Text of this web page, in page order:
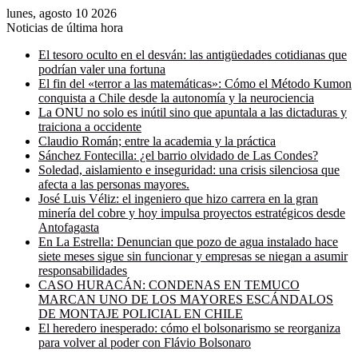
lunes, agosto 10 2026
Noticias de última hora
El tesoro oculto en el desván: las antigüedades cotidianas que
podrían valer una fortuna
El fin del «terror a las matemáticas»: Cómo el Método Kumon
conquista a Chile desde la autonomía y la neurociencia
La ONU no solo es inútil sino que apuntala a las dictaduras y
traiciona a occidente
Claudio Román; entre la academia y la práctica
Sánchez Fontecilla: ¿el barrio olvidado de Las Condes?
Soledad, aislamiento e inseguridad: una crisis silenciosa que
afecta a las personas mayores.
José Luis Véliz: el ingeniero que hizo carrera en la gran
minería del cobre y hoy impulsa proyectos estratégicos desde
Antofagasta
En La Estrella: Denuncian que pozo de agua instalado hace
siete meses sigue sin funcionar y empresas se niegan a asumir
responsabilidades
CASO HURACÁN: CONDENAS EN TEMUCO
MARCAN UNO DE LOS MAYORES ESCÁNDALOS
DE MONTAJE POLICIAL EN CHILE
El heredero inesperado: cómo el bolsonarismo se reorganiza
para volver al poder con Flávio Bolsonaro